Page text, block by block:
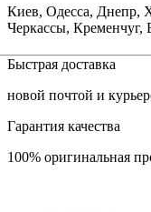
Киев, Одесса, Днепр,
Черкассы,
Быстрая доставка
новой почтой и
Гарантия качества
100% оригинальная